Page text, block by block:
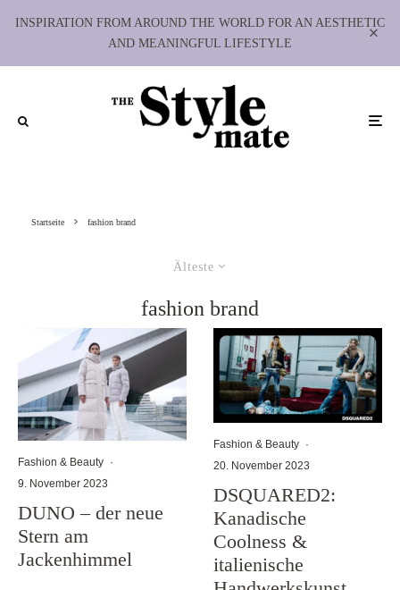
INSPIRATION FROM AROUND THE WORLD FOR AN AESTHETIC
AND MEANINGFUL LIFESTYLE
Startseite fashion brand
Älteste
fashion brand
Fashion & Beauty ·
9. November 2023
DUNO – der neue
Stern am
Jackenhimmel
Fashion & Beauty ·
20. November 2023
DSQUARED2:
Kanadische
Coolness &
italienische